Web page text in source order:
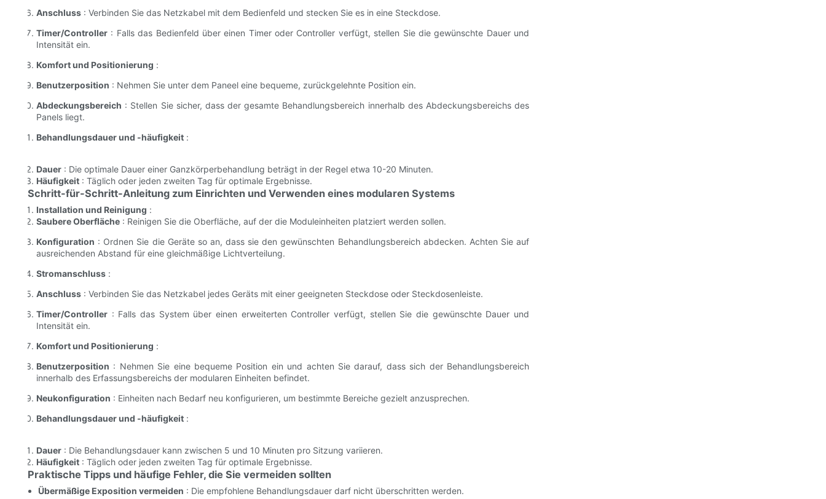
Anschluss : Verbinden Sie das Netzkabel mit dem Bedienfeld und stecken Sie es in eine Steckdose.
Timer/Controller : Falls das Bedienfeld über einen Timer oder Controller verfügt, stellen Sie die gewünschte Dauer und
Intensität ein.
Komfort und Positionierung :
Benutzerposition : Nehmen Sie unter dem Paneel eine bequeme, zurückgelehnte Position ein.
Abdeckungsbereich : Stellen Sie sicher, dass der gesamte Behandlungsbereich innerhalb des Abdeckungsbereichs des
Panels liegt.
Behandlungsdauer und -häufigkeit :
Dauer : Die optimale Dauer einer Ganzkörperbehandlung beträgt in der Regel etwa 10-20 Minuten.
Häufigkeit : Täglich oder jeden zweiten Tag für optimale Ergebnisse.
Schritt-für-Schritt-Anleitung zum Einrichten und Verwenden eines modularen Systems
Installation und Reinigung :
Saubere Oberfläche : Reinigen Sie die Oberfläche, auf der die Moduleinheiten platziert werden sollen.
Konfiguration : Ordnen Sie die Geräte so an, dass sie den gewünschten Behandlungsbereich abdecken. Achten Sie auf
ausreichenden Abstand für eine gleichmäßige Lichtverteilung.
Stromanschluss :
Anschluss : Verbinden Sie das Netzkabel jedes Geräts mit einer geeigneten Steckdose oder Steckdosenleiste.
Timer/Controller : Falls das System über einen erweiterten Controller verfügt, stellen Sie die gewünschte Dauer und
Intensität ein.
Komfort und Positionierung :
Benutzerposition : Nehmen Sie eine bequeme Position ein und achten Sie darauf, dass sich der Behandlungsbereich
innerhalb des Erfassungsbereichs der modularen Einheiten befindet.
Neukonfiguration : Einheiten nach Bedarf neu konfigurieren, um bestimmte Bereiche gezielt anzusprechen.
Behandlungsdauer und -häufigkeit :
Dauer : Die Behandlungsdauer kann zwischen 5 und 10 Minuten pro Sitzung variieren.
Häufigkeit : Täglich oder jeden zweiten Tag für optimale Ergebnisse.
Praktische Tipps und häufige Fehler, die Sie vermeiden sollten
Übermäßige Exposition vermeiden : Die empfohlene Behandlungsdauer darf nicht überschritten werden.